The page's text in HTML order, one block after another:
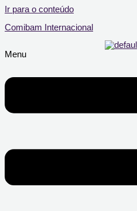
Ir para o conteúdo
Comibam Internacional
Menu